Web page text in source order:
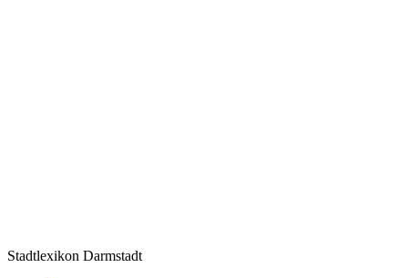
Stadtlexikon Darmstadt